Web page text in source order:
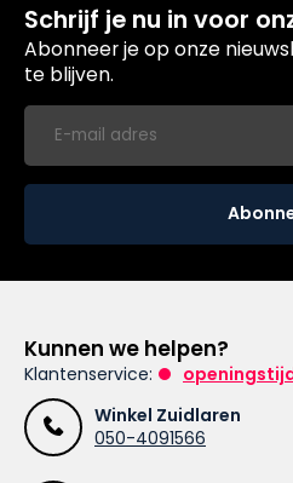
Schrijf je nu in voor
Abonneer je op onze
te blijven.
Kunnen we helpen?
Klantenservice:
Winkel Zuidlaren
050-4091566